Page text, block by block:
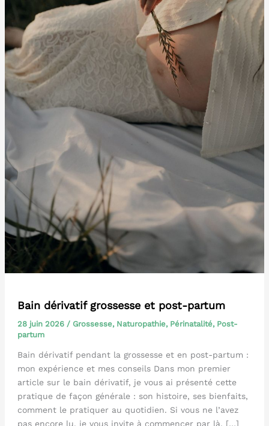
Bain dérivatif grossesse et post-partum
28 juin 2026 / Grossesse, Naturopathie, Périnatalité, Post-
partum
Bain dérivatif pendant la grossesse et en post-partum :
mon expérience et mes conseils Dans mon premier
article sur le bain dérivatif, je vous ai présenté cette
pratique de façon générale : son histoire, ses bienfaits,
comment le pratiquer au quotidien. Si vous ne l’avez
pas encore lu, je vous invite à commencer par là. […]